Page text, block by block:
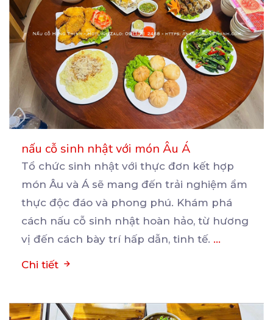
nấu cỗ sinh nhật với món Âu Á
Tổ chức sinh nhật với thực đơn kết hợp
món Âu và Á sẽ mang đến trải nghiệm ẩm
thực độc đáo và phong phú. Khám phá
cách nấu cỗ sinh nhật hoàn hảo, từ hương
vị đến cách bày trí hấp dẫn, tinh tế. ...
Chi tiết